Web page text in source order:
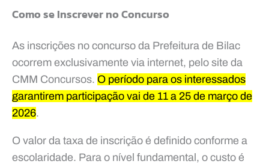
Como se Inscrever no Concurso
As inscrições no concurso da Prefeitura de Bilac
ocorrem exclusivamente via internet, pelo site da
CMM Concursos. O período para os interessados
garantirem participação vai de 11 a 25 de março de
2026.
O valor da taxa de inscrição é definido conforme a
escolaridade. Para o nível fundamental, o custo é